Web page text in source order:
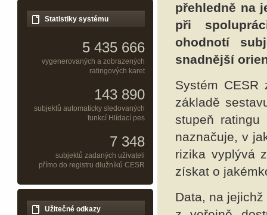
Statistiky systému
5 435 666
vygenerovaných a zobrazených
ratingových karet
143 890
subjektů automaticky sledovaných
funkcí Hlídací pes
7 348
subjektů zadaných uživateli
přímo do registru dlužníků CESR
Užitečné odkazy
přehledně na
při
ohodnotí
snadnější
Systém
základě
stupeň ratingu
naznačuje, v
rizika vyplývá
získat o
Data, na